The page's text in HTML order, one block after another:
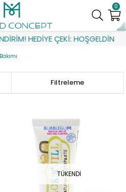
ÇEKİ: HOŞGELDİN
0
Filtreleme
TÜKENDI